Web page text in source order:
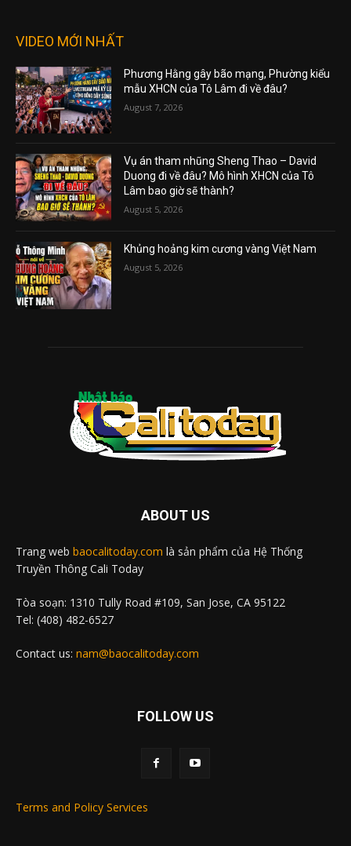
VIDEO MỚI NHẤT
Phương Hằng gây bão mạng, Phường kiểu
mẫu XHCN của Tô Lâm đi về đâu?
August 7, 2026
Vụ án tham nhũng Sheng Thao – David
Duong đi về đâu? Mô hình XHCN của Tô
Lâm bao giờ sẽ thành?
August 5, 2026
Khủng hoảng kim cương vàng Việt Nam
August 5, 2026
ABOUT US
Trang web baocalitoday.com là sản phẩm của Hệ Thống
Truyền Thông Cali Today
Tòa soạn: 1310 Tully Road #109, San Jose, CA 95122
Tel: (408) 482-6527
Contact us: nam@baocalitoday.com
FOLLOW US
Terms and Policy Services